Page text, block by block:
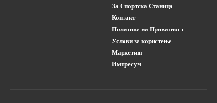
За Спортска Станица
Контакт
Политика на Приватност
Услови за користење
Маркетинг
Импресум